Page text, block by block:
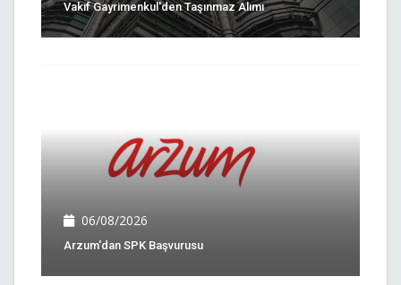
Vakıf Gayrimenkul'den Taşınmaz Alımı
06/08/2026
Arzum'dan SPK Başvurusu